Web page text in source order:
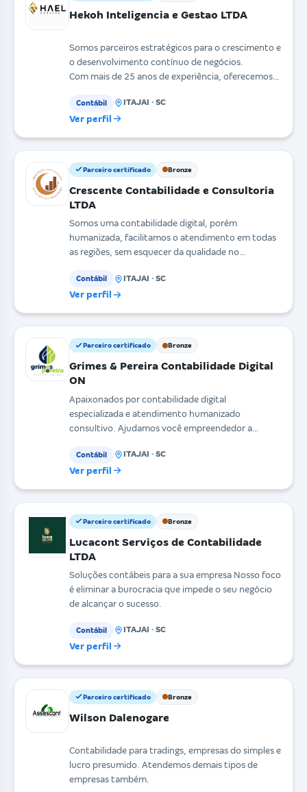
Hekoh Inteligencia e Gestao LTDA
Somos parceiros estratégicos para o crescimento e
o desenvolvimento contínuo de negócios.
Com mais de 25 anos de experiência, oferecemos
Contábil ITAJAI · SC
Ver perfil
Parceiro certificado Bronze
Crescente Contabilidade e Consultoria
LTDA
Somos uma contabilidade digital, porém
humanizada, facilitamos o atendimento em todas
as regiões, sem esquecer da qualidade no
Contábil ITAJAI · SC
Ver perfil
Parceiro certificado Bronze
Grimes & Pereira Contabilidade Digital
ON
Apaixonados por contabilidade digital
especializada e atendimento humanizado
consultivo. Ajudamos você empreendedor a
Contábil ITAJAI · SC
Ver perfil
Parceiro certificado Bronze
Lucacont Serviços de Contabilidade
LTDA
Soluções contábeis para a sua empresa Nosso foco
é eliminar a burocracia que impede o seu negócio
de alcançar o sucesso.
Contábil ITAJAI · SC
Ver perfil
Parceiro certificado Bronze
Wilson Dalenogare
Contabilidade para tradings, empresas do simples e
lucro presumido. Atendemos demais tipos de
empresas também.